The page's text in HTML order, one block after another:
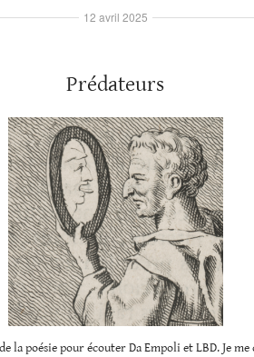
Prédateurs
la poésie pour écouter Da Empoli et LBD. Je me
12 avril 2025